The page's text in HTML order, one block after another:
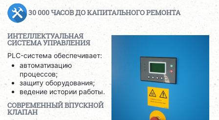
30 000 ЧАСОВ ДО КАПИТАЛЬНОГО РЕМОНТА
ИНТЕЛЛЕКТУАЛЬНАЯ
СИСТЕМА УПРАВЛЕНИЯ
PLC-система обеспечивает:
автоматизацию
процессов;
защиту оборудования;
ведение истории работы.
СОВРЕМЕННЫЙ ВПУСКНОЙ
КЛАПАН